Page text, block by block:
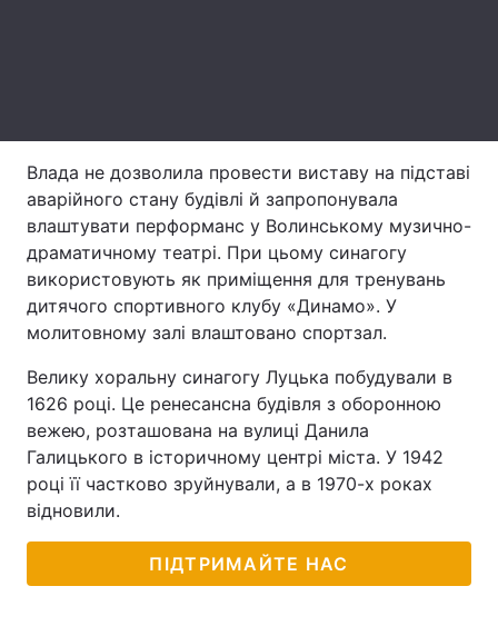
Влада не дозволила провести виставу на підставі
аварійного стану будівлі й запропонувала
влаштувати перформанс у Волинському музично-
драматичному театрі. При цьому синагогу
використовують як приміщення для тренувань
дитячого спортивного клубу «Динамо». У
молитовному залі влаштовано спортзал.
Велику хоральну синагогу Луцька побудували в
1626 році. Це ренесансна будівля з оборонною
вежею, розташована на вулиці Данила
Галицького в історичному центрі міста. У 1942
році її частково зруйнували, а в 1970-х роках
відновили.
ПІДТРИМАЙТЕ НАС